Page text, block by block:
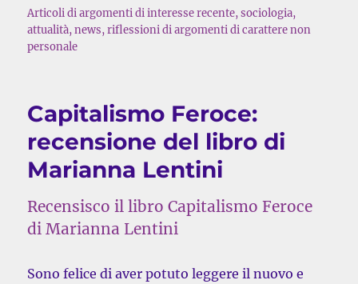
Articoli di argomenti di interesse recente, sociologia,
attualità, news, riflessioni di argomenti di carattere non
personale
Capitalismo Feroce:
recensione del libro di
Marianna Lentini
Recensisco il libro Capitalismo Feroce
di Marianna Lentini
Sono felice di aver potuto leggere il nuovo e